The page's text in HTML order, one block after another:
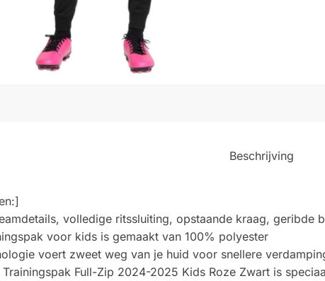
Beschrijving
volledige ritssluiting, opstaande kraag,
voor kids is gemaakt van 100% polyester
voert zweet weg van je huid voor snellere
Full-Zip 2024-2025 Kids Roze Zwart is